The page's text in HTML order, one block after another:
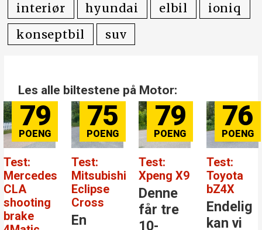
interiør hyundai elbil
ioniq
konseptbil
suv
Les alle biltestene på Motor:
79
Test:
Mercedes
CLA
shooting
brake
75
Test:
Mitsubishi
Eclipse
Cross
En
79
Test:
Xpeng X9
Denne
får tre
10-
76
Test:
Toyota
bZ4X
Endelig
kan vi